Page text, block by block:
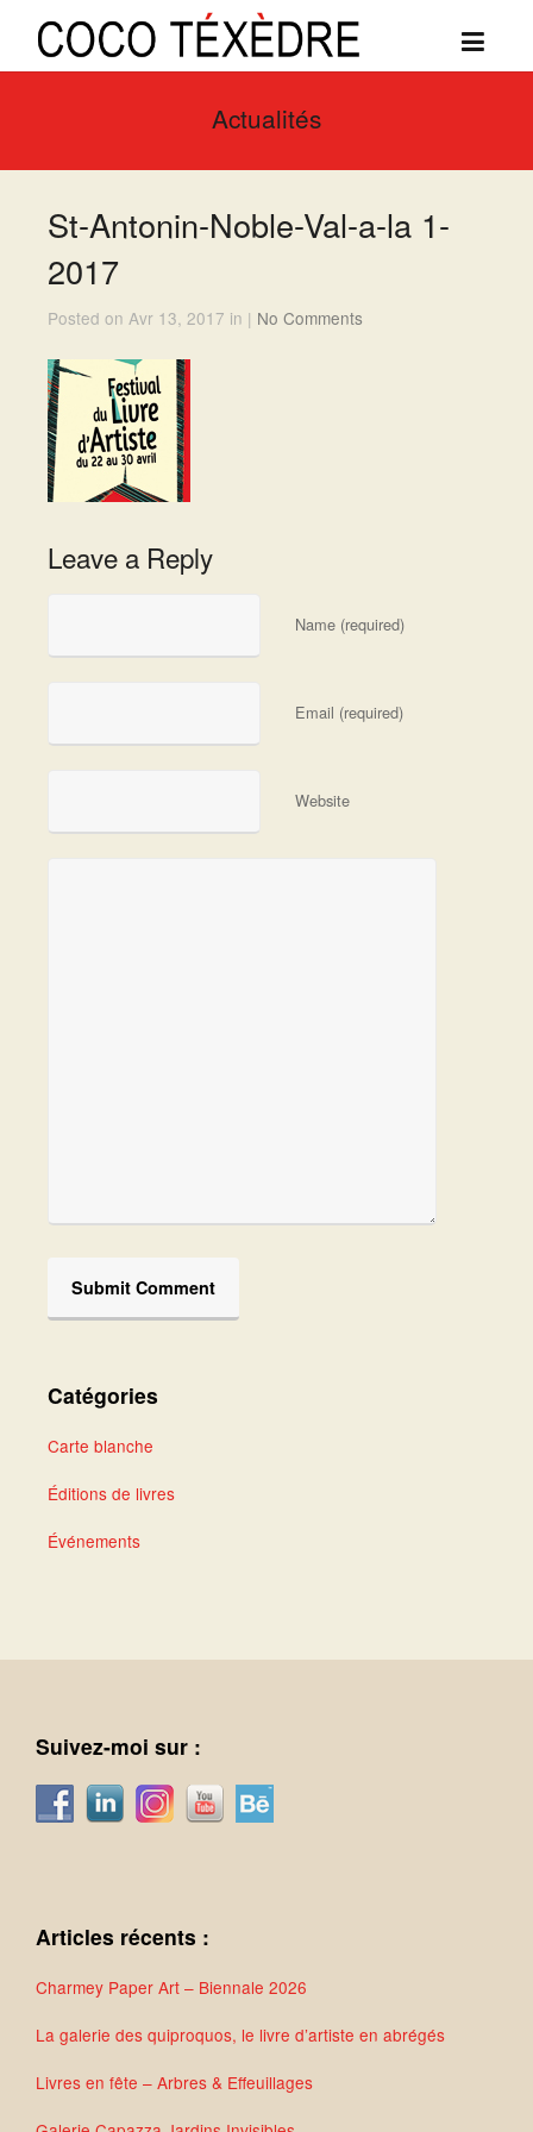
Actualités
St-Antonin-Noble-Val-a-la 1-
2017
Posted on Avr 13, 2017 in | No Comments
Leave a Reply
Name (required)
Email (required)
Website
Catégories
Carte blanche
Éditions de livres
Événements
Suivez-moi sur :
Articles récents :
Charmey Paper Art – Biennale 2026
La galerie des quiproquos, le livre d’artiste en abrégés
Livres en fête – Arbres & Effeuillages